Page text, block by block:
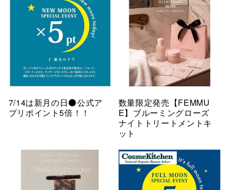
7/14は新月の日🌑公式ア
プリポイント5倍！！
数量限定発売【FEMMU
E】ブルーミングローズ
ナイトトリートメントキ
ット